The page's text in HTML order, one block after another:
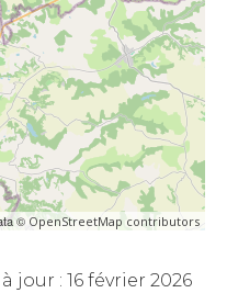
© OpenStreetMap contributors
jour : 16 février 2026